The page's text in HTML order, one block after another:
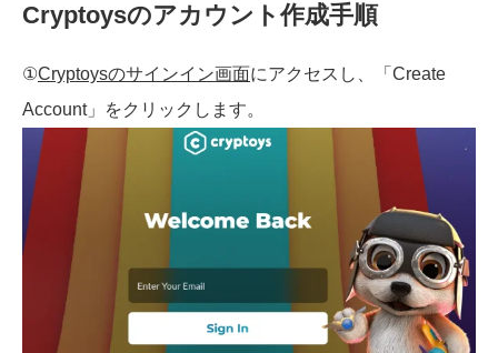
Cryptoysのアカウント作成手順
①Cryptoysのサインイン画面にアクセスし、「Create
Account」をクリックします。